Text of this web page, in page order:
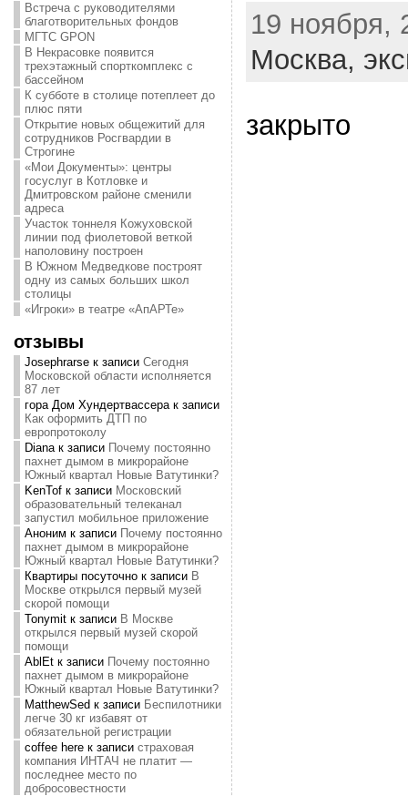
Встреча с руководителями
благотворительных фондов
МГТС GPON
В Некрасовке появится
трехэтажный спорткомплекс с
бассейном
К субботе в столице потеплеет до
плюс пяти
Открытие новых общежитий для
сотрудников Росгвардии в
Строгине
«Мои Документы»: центры
госуслуг в Котловке и
Дмитровском районе сменили
адреса
Участок тоннеля Кожуховской
линии под фиолетовой веткой
наполовину построен
В Южном Медведкове построят
одну из самых больших школ
столицы
«Игроки» в театре «АпАРТе»
отзывы
Josephrarseк записи Сегодня
Московской области исполняется
87 лет
гора Дом Хундертвассерак записи
Как оформить ДТП по
европротоколу
Dianaк записи Почему постоянно
пахнет дымом в микрорайоне
Южный квартал Новые Ватутинки?
KenTofк записи Московский
образовательный телеканал
запустил мобильное приложение
Аноним к записи Почему постоянно
пахнет дымом в микрорайоне
Южный квартал Новые Ватутинки?
Квартиры посуточнок записи В
Москве открылся первый музей
скорой помощи
Tonymitк записи В Москве
открылся первый музей скорой
помощи
AblEtк записи Почему постоянно
пахнет дымом в микрорайоне
Южный квартал Новые Ватутинки?
MatthewSed к записи Беспилотники
легче 30 кг избавят от
обязательной регистрации
coffee hereк записи страховая
компания ИНТАЧ не платит —
последнее место по
добросовестности
19 ноября,
Москва,
закрыто